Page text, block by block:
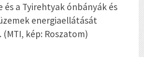
és a Tyirehtyak ónbányák és
energiaellátását
kép: Roszatom)